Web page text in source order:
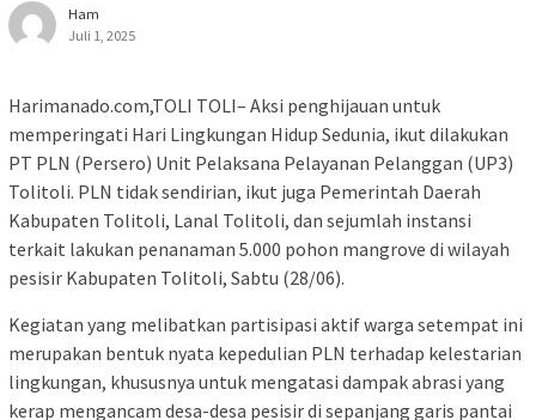
Ham
Juli 1, 2025
Harimanado.com,TOLI TOLI– Aksi penghijauan untuk
memperingati Hari Lingkungan Hidup Sedunia, ikut dilakukan
PT PLN (Persero) Unit Pelaksana Pelayanan Pelanggan (UP3)
Tolitoli. PLN tidak sendirian, ikut juga Pemerintah Daerah
Kabupaten Tolitoli, Lanal Tolitoli, dan sejumlah instansi
terkait lakukan penanaman 5.000 pohon mangrove di wilayah
pesisir Kabupaten Tolitoli, Sabtu (28/06).
Kegiatan yang melibatkan partisipasi aktif warga setempat ini
merupakan bentuk nyata kepedulian PLN terhadap kelestarian
lingkungan, khususnya untuk mengatasi dampak abrasi yang
kerap mengancam desa-desa pesisir di sepanjang garis pantai